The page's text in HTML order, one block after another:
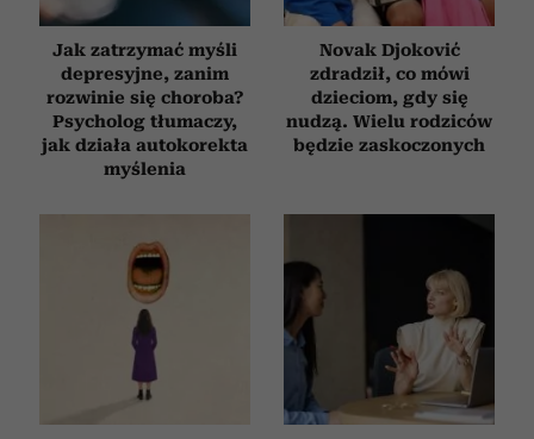
Jak zatrzymać myśli
depresyjne, zanim
rozwinie się choroba?
Psycholog tłumaczy,
jak działa autokorekta
myślenia
Novak Djoković
zdradził, co mówi
dzieciom, gdy się
nudzą. Wielu rodziców
będzie zaskoczonych